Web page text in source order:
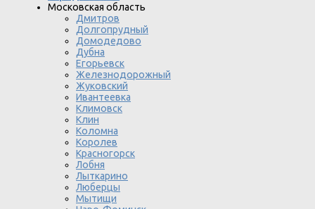
Московская область
Дмитров
Долгопрудный
Домодедово
Дубна
Егорьевск
Железнодорожный
Жуковский
Ивантеевка
Климовск
Клин
Коломна
Королев
Красногорск
Лобня
Лыткарино
Люберцы
Мытищи